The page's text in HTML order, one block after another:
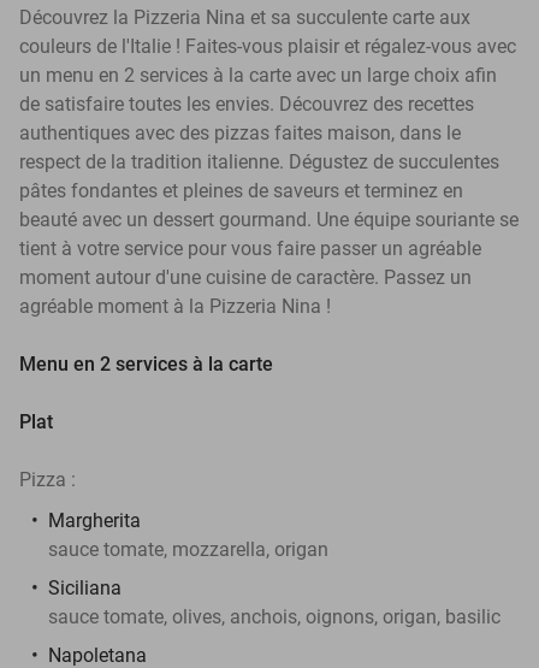
Découvrez la Pizzeria Nina et sa succulente carte aux
couleurs de l'Italie ! Faites-vous plaisir et régalez-vous avec
un menu en 2 services à la carte avec un large choix afin
de satisfaire toutes les envies. Découvrez des recettes
authentiques avec des pizzas faites maison, dans le
respect de la tradition italienne. Dégustez de succulentes
pâtes fondantes et pleines de saveurs et terminez en
beauté avec un dessert gourmand. Une équipe souriante se
tient à votre service pour vous faire passer un agréable
moment autour d'une cuisine de caractère. Passez un
agréable moment à la Pizzeria Nina !
Menu en 2 services à la carte
Plat
Pizza :
Margherita
sauce tomate, mozzarella, origan
Siciliana
sauce tomate, olives, anchois, oignons, origan, basilic
Napoletana